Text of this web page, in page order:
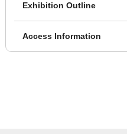
Exhibition Outline
Access Information